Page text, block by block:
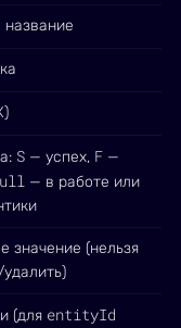
S — успех, F —
— в работе или
значение (нельзя
(для entityId